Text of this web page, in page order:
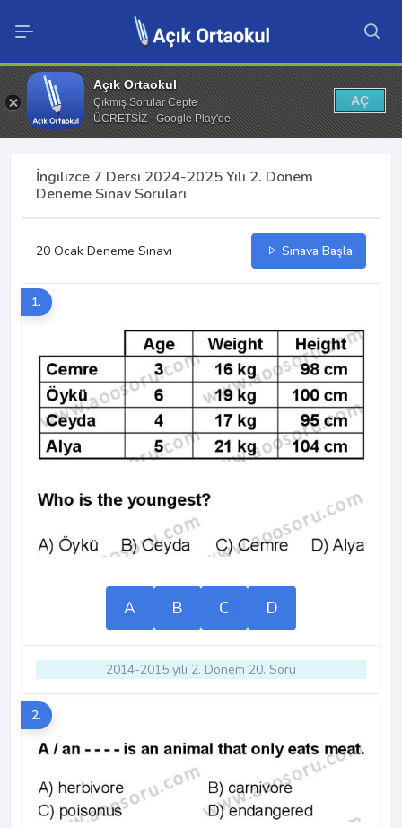
Açık Ortaokul
Çıkmış Sorular Cepte
ÜCRETSİZ - Google Play'de
AÇ
İngilizce 7 Dersi 2024-2025 Yılı 2. Dönem
Deneme Sınav Soruları
20 Ocak Deneme Sınavı Sınava Başla
1.
A B C D
2014-2015 yılı 2. Dönem 20. Soru
2.